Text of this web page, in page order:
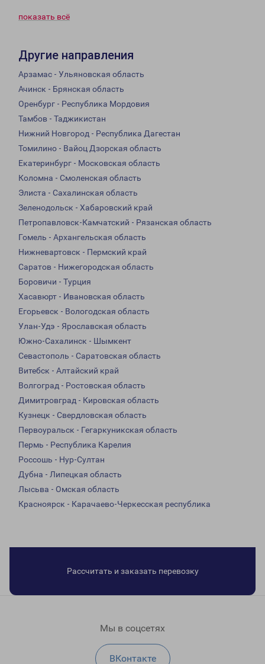
показать всё
Другие направления
Арзамас - Ульяновская область
Ачинск - Брянская область
Оренбург - Республика Мордовия
Тамбов - Таджикистан
Нижний Новгород - Республика Дагестан
Томилино - Вайоц Дзорская область
Екатеринбург - Московская область
Коломна - Смоленская область
Элиста - Сахалинская область
Зеленодольск - Хабаровский край
Петропавловск-Камчатский - Рязанская область
Гомель - Архангельская область
Нижневартовск - Пермский край
Саратов - Нижегородская область
Боровичи - Турция
Хасавюрт - Ивановская область
Егорьевск - Вологодская область
Улан-Удэ - Ярославская область
Южно-Сахалинск - Шымкент
Севастополь - Саратовская область
Витебск - Алтайский край
Волгоград - Ростовская область
Димитровград - Кировская область
Кузнецк - Свердловская область
Первоуральск - Гегаркуникская область
Пермь - Республика Карелия
Россошь - Нур-Султан
Дубна - Липецкая область
Лысьва - Омская область
Красноярск - Карачаево-Черкесская республика
Рассчитать и заказать перевозку
Мы в соцсетях
ВКонтакте